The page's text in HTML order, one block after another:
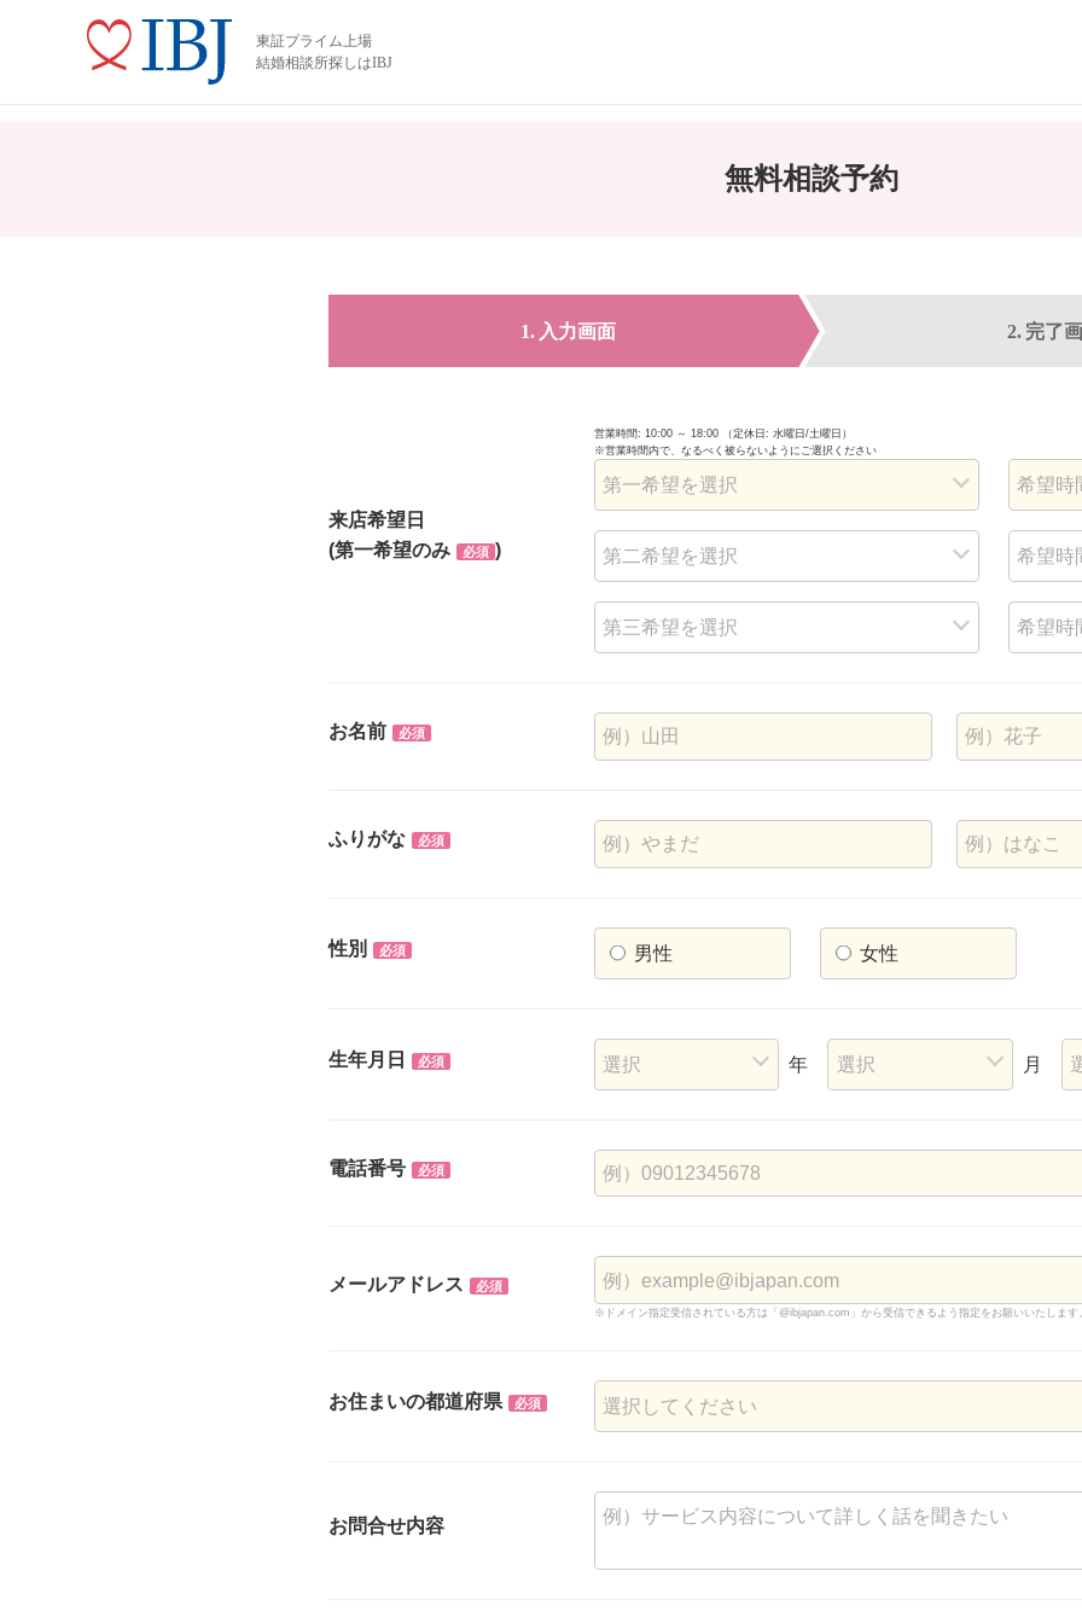
東証プライム上場
結婚相談所探しはIBJ
無料相談予約
入力画面 完了
来店希望日
(第一希望のみ
必須 )
営業時間: 10:00 ～ 18:00 （定休日: 水曜日/土曜日）
※営業時間内で、なるべく被らないようにご選択ください
お名前 必須
ふりがな 必須
性別 必須 男性 女性
生年月日 必須 年 月
電話番号 必須
メールアドレス 必須
※ドメイン指定受信されている方は「@ibjapan.com」から受信できるよう指定をお願いいたします
お住まいの都道府県 必須
お問合せ内容